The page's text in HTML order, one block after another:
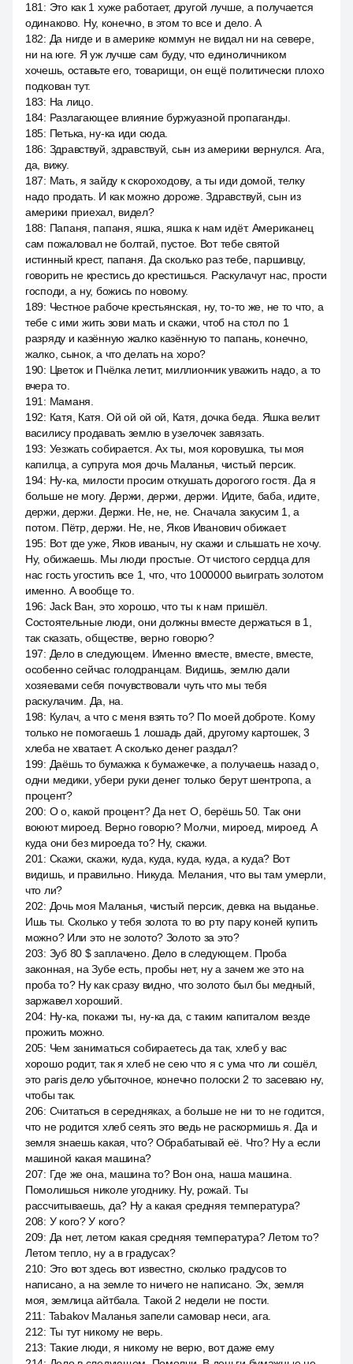
181 : Это как 1 хуже работает, другой лучше, а получается
одинаково. Ну, конечно, в этом то все и дело. А
182: Да нигде и в америке коммун не видал ни на севере,
ни на юге. Я уж лучше сам буду, что единоличником
хочешь, оставьте его, товарищи, он ещё политически плохо
подкован тут.
183: На лицо.
184: Разлагающее влияние буржуазной пропаганды.
185: Петька, ну-ка иди сюда.
186: Здравствуй, здравствуй, сын из америки вернулся. Ага,
да, вижу.
187: Мать, я зайду к скороходову, а ты иди домой, телку
надо продать. И как можно дороже. Здравствуй, сын из
америки приехал, видел?
188: Папаня, папаня, яшка, яшка к нам идёт. Американец
сам пожаловал не болтай, пустое. Вот тебе святой
истинный крест, папаня. Да сколько раз тебе, паршивцу,
говорить не крестись до крестишься. Раскулачут нас, прости
господи, а ну, божись по новому.
189: Честное рабоче крестьянская, ну, то-то же, не то что, а
тебе с ими жить зови мать и скажи, чтоб на стол по 1
разряду и казённую жалко казённую то папань, конечно,
жалко, сынок, а что делать на хоро?
190: Цветок и Пчёлка летит, миллиончик уважить надо, а то
вчера то.
191 : Маманя.
192: Катя, Катя. Ой ой ой ой, Катя, дочка беда. Яшка велит
василису продавать землю в узелочек завязать.
193: Уезжать собирается. Ах ты, моя коровушка, ты моя
капилца, а супруга моя дочь Маланья, чистый персик.
194: Ну-ка, милости просим откушать дорогого гостя. Да я
больше не могу. Держи, держи, держи. Идите, баба, идите,
держи, держи. Держи. Не, не, не. Сначала закусим 1, а
потом. Пётр, держи. Не, не, Яков Иванович обижает.
195: Вот где уже, Яков иваныч, ну скажи и слышать не хочу.
Ну, обижаешь. Мы люди простые. От чистого сердца для
нас гость угостить все 1, что, что 1000000 выиграть золотом
именно. А вообще то.
196: Jack Ван, это хорошо, что ты к нам пришёл.
Состоятельные люди, они должны вместе держаться в 1,
так сказать, обществе, верно говорю?
197: Дело в следующем. Именно вместе, вместе, вместе,
особенно сейчас голодранцам. Видишь, землю дали
хозяевами себя почувствовали чуть что мы тебя
раскулачим. Да, на.
198: Кулач, а что с меня взять то? По моей доброте. Кому
только не помогаешь 1 лошадь дай, другому картошек, 3
хлеба не хватает. А сколько денег раздал?
199: Даёшь то бумажка к бумажечке, а получаешь назад о,
одни медики, убери руки денег только берут шентропа, а
процент?
200: О о, какой процент? Да нет. О, берёшь 50. Так они
воюют мироед. Верно говорю? Молчи, мироед, мироед. А
куда они без мироеда то? Ну, скажи.
201 : Скажи, скажи, куда, куда, куда, куда, а куда? Вот
видишь, и правильно. Никуда. Мелания, что вы там умерли,
что ли?
202: Дочь моя Маланья, чистый персик, девка на выданье.
Ишь ты. Сколько у тебя золота то во рту пару коней купить
можно? Или это не золото? Золото за это?
203: Зуб 80 $ заплачено. Дело в следующем. Проба
законная, на Зубе есть, пробы нет, ну а зачем же это на
проба то? Ну как сразу видно, что золото был бы медный,
заржавел хороший.
204: Ну-ка, покажи ты, ну-ка да, с таким капиталом везде
прожить можно.
205: Чем заниматься собираетесь да так, хлеб у вас
хорошо родит, так я хлеб не сею что я с ума что ли сошёл,
это paris дело убыточное, конечно полоски 2 то засеваю ну,
чтобы так.
206: Считаться в середняках, а больше не ни то не годится,
что не родится хлеб сеять это ведь не раскормишь я. Да и
земля знаешь какая, что? Обрабатывай её. Что? Ну а если
машиной какая машина?
207: Где же она, машина то? Вон она, наша машина.
Помолишься николе угоднику. Ну, рожай. Ты
рассчитываешь, да? Ну а какая средняя температура?
208: У кого? У кого?
209: Да нет, летом какая средняя температура? Летом то?
Летом тепло, ну а в градусах?
210: Это вот здесь вот известно, сколько градусов то
написано, а на земле то ничего не написано. Эх, земля
моя, землица айтбала. Такой 2 недели не пости.
211 : Tabakov Маланья запели самовар неси, ага.
212: Ты тут никому не верь.
213: Такие люди, я никому не верю, вот даже ему